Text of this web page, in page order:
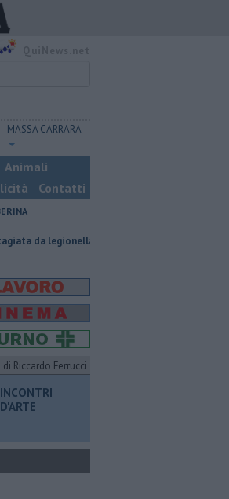
MASSA CARRARA
Animali
Contatti
non ce l'ha fatta
di Riccardo Ferrucci
INCONTRI
D'ARTE